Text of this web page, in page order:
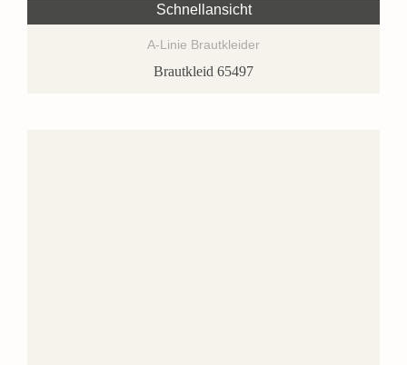
Schnellansicht
A-Linie Brautkleider
Brautkleid 65497